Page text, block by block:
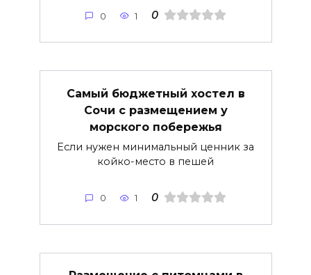
0 1 0
Самый бюджетный хостел в
Сочи с размещением у
морского побережья
Если нужен минимальный ценник за
койко-место в пешей
0 1 0